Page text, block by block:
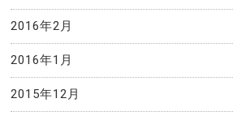
2016年2月
2016年1月
2015年12月